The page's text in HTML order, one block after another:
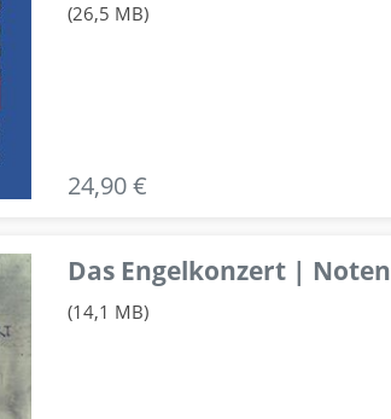
(26,5 MB)
24,90 €
Das Engelkonzert |
(14,1 MB)